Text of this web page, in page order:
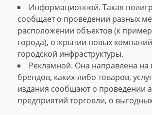
Информационной. Такая
сообщает о проведении разных
расположении объектов (к
города), открытии новых
городской инфраструктуры.
Рекламной. Она направлена
брендов, каких-либо товаров,
издания сообщают о проведении
предприятий торговли, о